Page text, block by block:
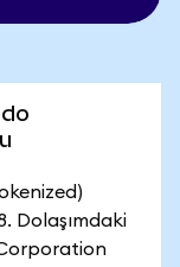
Dolaşımdaki